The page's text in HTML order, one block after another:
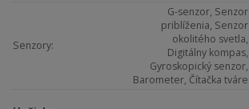
Senzory:
G-senzor, Senzor
priblíženia, Senzor
okolitého svetla,
Digitálny kompas,
Gyroskopický senzor,
Barometer, Čítačka tváre